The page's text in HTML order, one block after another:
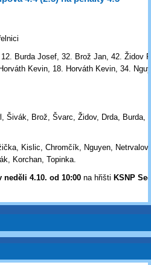
Burda Josef, 32. Brož Jan, 42. Židov
Kevin, 18. Horváth Kevin, 34.
Šivák, Brož, Švarc, Židov, Drda, Burda,
Kislic, Chromčík, Nguyen,
Korchan, Topinka.
neděli 4.10. od 10:00 na hřišti KSNP